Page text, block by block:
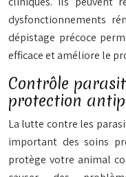
dysfonctionnements
dépistage précoce
efficace et améliore le
Contrôle
protection
La lutte contre les
important des soins
protège votre animal